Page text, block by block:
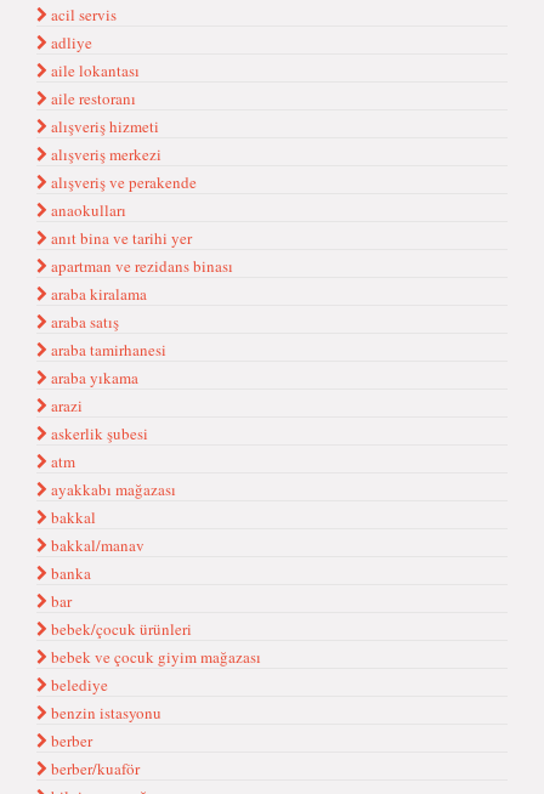
acil servis
adliye
aile lokantası
aile restoranı
alışveriş hizmeti
alışveriş merkezi
alışveriş ve perakende
anaokulları
anıt bina ve tarihi yer
apartman ve rezidans binası
araba kiralama
araba satış
araba tamirhanesi
araba yıkama
arazi
askerlik şubesi
atm
ayakkabı mağazası
bakkal
bakkal/manav
banka
bar
bebek/çocuk ürünleri
bebek ve çocuk giyim mağazası
belediye
benzin istasyonu
berber
berber/kuaför